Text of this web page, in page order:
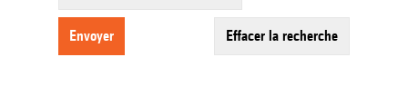
envoyer effacer la recherche